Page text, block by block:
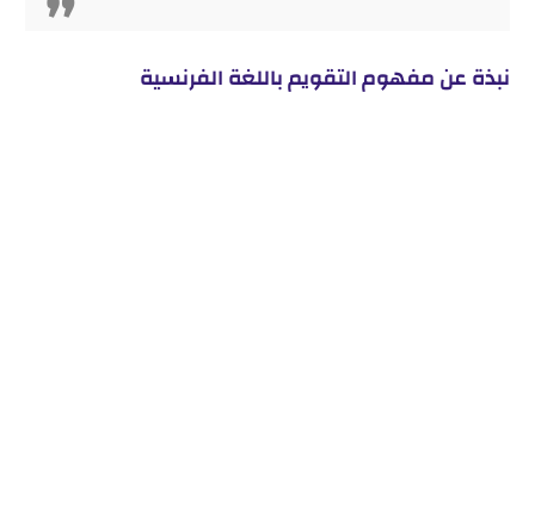
نبذة عن مفهوم التقويم باللغة الفرنسية